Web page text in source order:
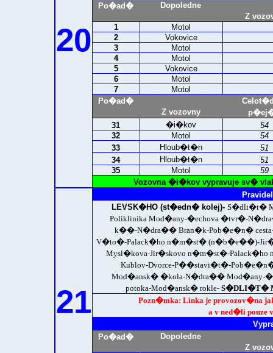
20
Po�ad�
Dopoledne
Z
1
Motol
2
Vokovice
3
Motol
4
Motol
5
Vokovice
6
Motol
7
Motol
Po�ad�
Z vozovny
31
�i�kov
54
32
Motol
54
33
Hloub�t�n
51
34
Hloub�t�n
51
35
Motol
59
Vozovna �i�kov vypravuje sv�
21
LEVSK�HO (st�edn� kolej)- S�dli�t�
Poliklinika Mod�any-�echova �tvr�-
k��-N�dra�� Bran�k-Pob�e�n�
V�to�-Palack�ho n�m�st� (n�b�e��)-
Mysl�kova-Jir�skovo n�m�st�-
Kublov-Dvorce-P��stavi�t�-
Mod�ansk� �kola-N�dra�� Mod�any-
potoka-Mod�ansk� rokle- S�DLI�T�
Pozn�mka: Linka je provozov�na
a v ned�li pouze
Po�ad�
Dopoledne
Z